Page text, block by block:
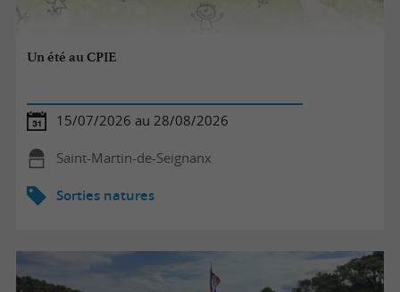
Un été au CPIE
15/07/2026 au 28/08/2026
Saint-Martin-de-Seignanx
Sorties natures